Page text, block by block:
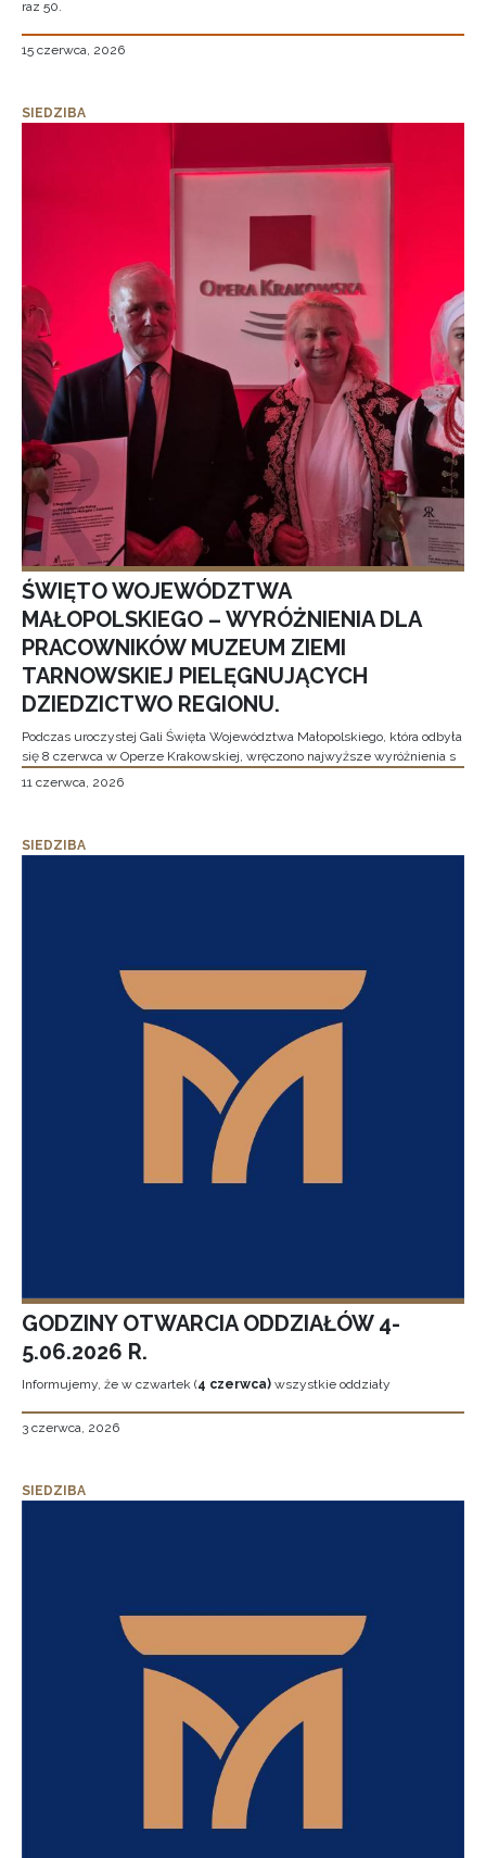
raz 50.
15 czerwca, 2026
SIEDZIBA
ŚWIĘTO WOJEWÓDZTWA
MAŁOPOLSKIEGO – WYRÓŻNIENIA DLA
PRACOWNIKÓW MUZEUM ZIEMI
TARNOWSKIEJ PIELĘGNUJĄCYCH
DZIEDZICTWO REGIONU.
Podczas uroczystej Gali Święta Województwa Małopolskiego, która odbyła
się 8 czerwca w Operze Krakowskiej, wręczono najwyższe wyróżnienia s
11 czerwca, 2026
SIEDZIBA
GODZINY OTWARCIA ODDZIAŁÓW 4-
5.06.2026 R.
Informujemy, że w czwartek (4 czerwca) wszystkie oddziały
3 czerwca, 2026
SIEDZIBA